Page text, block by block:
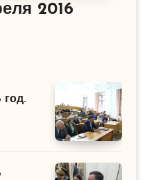
2016
год.